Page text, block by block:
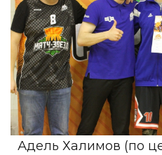
Адель Халимов (по